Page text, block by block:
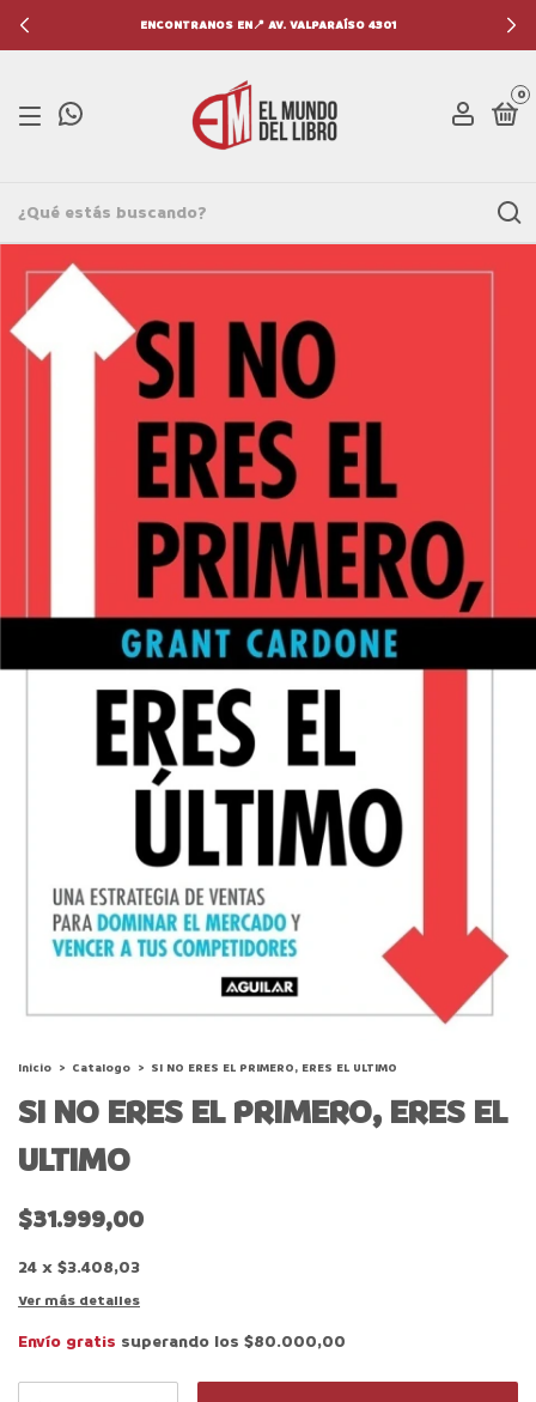
ENCONTRANOS EN📍 AV. VALPARAÍSO 4301
0
Inicio > Catalogo > SI NO ERES EL PRIMERO, ERES EL ULTIMO
SI NO ERES EL PRIMERO, ERES EL
ULTIMO
$31.999,00
24 x $3.408,03
Ver más detalles
Envío gratis superando los $80.000,00